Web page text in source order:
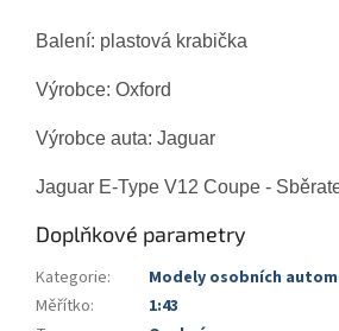
Balení: plastová krabička
Výrobce: Oxford
Výrobce auta: Jaguar
Jaguar E-Type V12 Coupe -
Doplňkové parametry
Kategorie:
Modely osobních
Měřítko:
1:43